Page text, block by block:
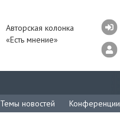
Авторская колонка
«Есть мнение»
Темы новостей Конференции